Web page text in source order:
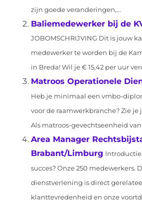
zijn goede veranderingen,...
Baliemedewerker bij de
JOBOMSCHRIJVING Dit is jouw
medewerker te worden bij de
in Breda! Wil je € 15,42 per uur
Matroos Operationele
Heb je minimaal een vmbo-
voor de raamwerkbranche? Zie je
Als matroos-gevechtseenheid van
Area Manager
Brabant/Limburg Introductie
succes? Onze 250 medewerkers.
dienstverlening is direct
klanttevredenheid en onze